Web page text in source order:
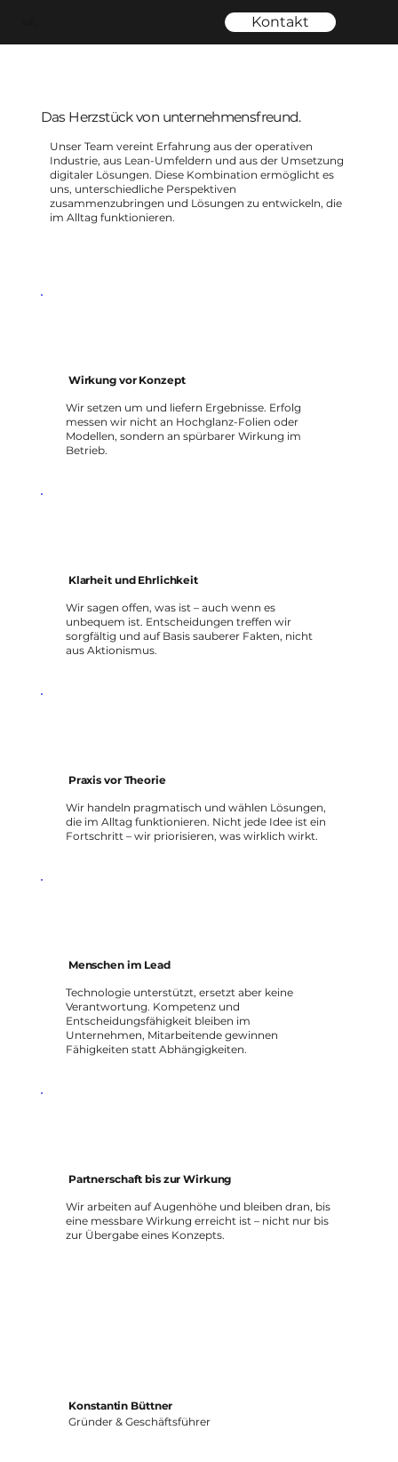
Kontakt
Das Herzstück von unternehmensfreund.
Unser Team vereint Erfahrung aus der operativen
Industrie, aus Lean-Umfeldern und aus der Umsetzung
digitaler Lösungen. Diese Kombination ermöglicht es
uns, unterschiedliche Perspektiven
zusammenzubringen und Lösungen zu entwickeln, die
im Alltag funktionieren.
Wirkung vor Konzept
Wir setzen um und liefern Ergebnisse. Erfolg
messen wir nicht an Hochglanz-Folien oder
Modellen, sondern an spürbarer Wirkung im
Betrieb.
Klarheit und Ehrlichkeit
Wir sagen offen, was ist – auch wenn es
unbequem ist. Entscheidungen treffen wir
sorgfältig und auf Basis sauberer Fakten, nicht
aus Aktionismus.
Praxis vor Theorie
Wir handeln pragmatisch und wählen Lösungen,
die im Alltag funktionieren. Nicht jede Idee ist ein
Fortschritt – wir priorisieren, was wirklich wirkt.
Menschen im Lead
Technologie unterstützt, ersetzt aber keine
Verantwortung. Kompetenz und
Entscheidungsfähigkeit bleiben im
Unternehmen, Mitarbeitende gewinnen
Fähigkeiten statt Abhängigkeiten.
Partnerschaft bis zur Wirkung
Wir arbeiten auf Augenhöhe und bleiben dran, bis
eine messbare Wirkung erreicht ist – nicht nur bis
zur Übergabe eines Konzepts.
Konstantin Büttner
Gründer & Geschäftsführer